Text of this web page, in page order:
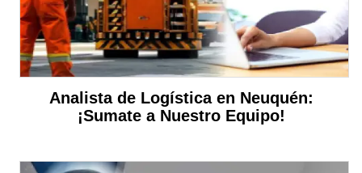
Analista de Logística en Neuquén:
¡Sumate a Nuestro Equipo!